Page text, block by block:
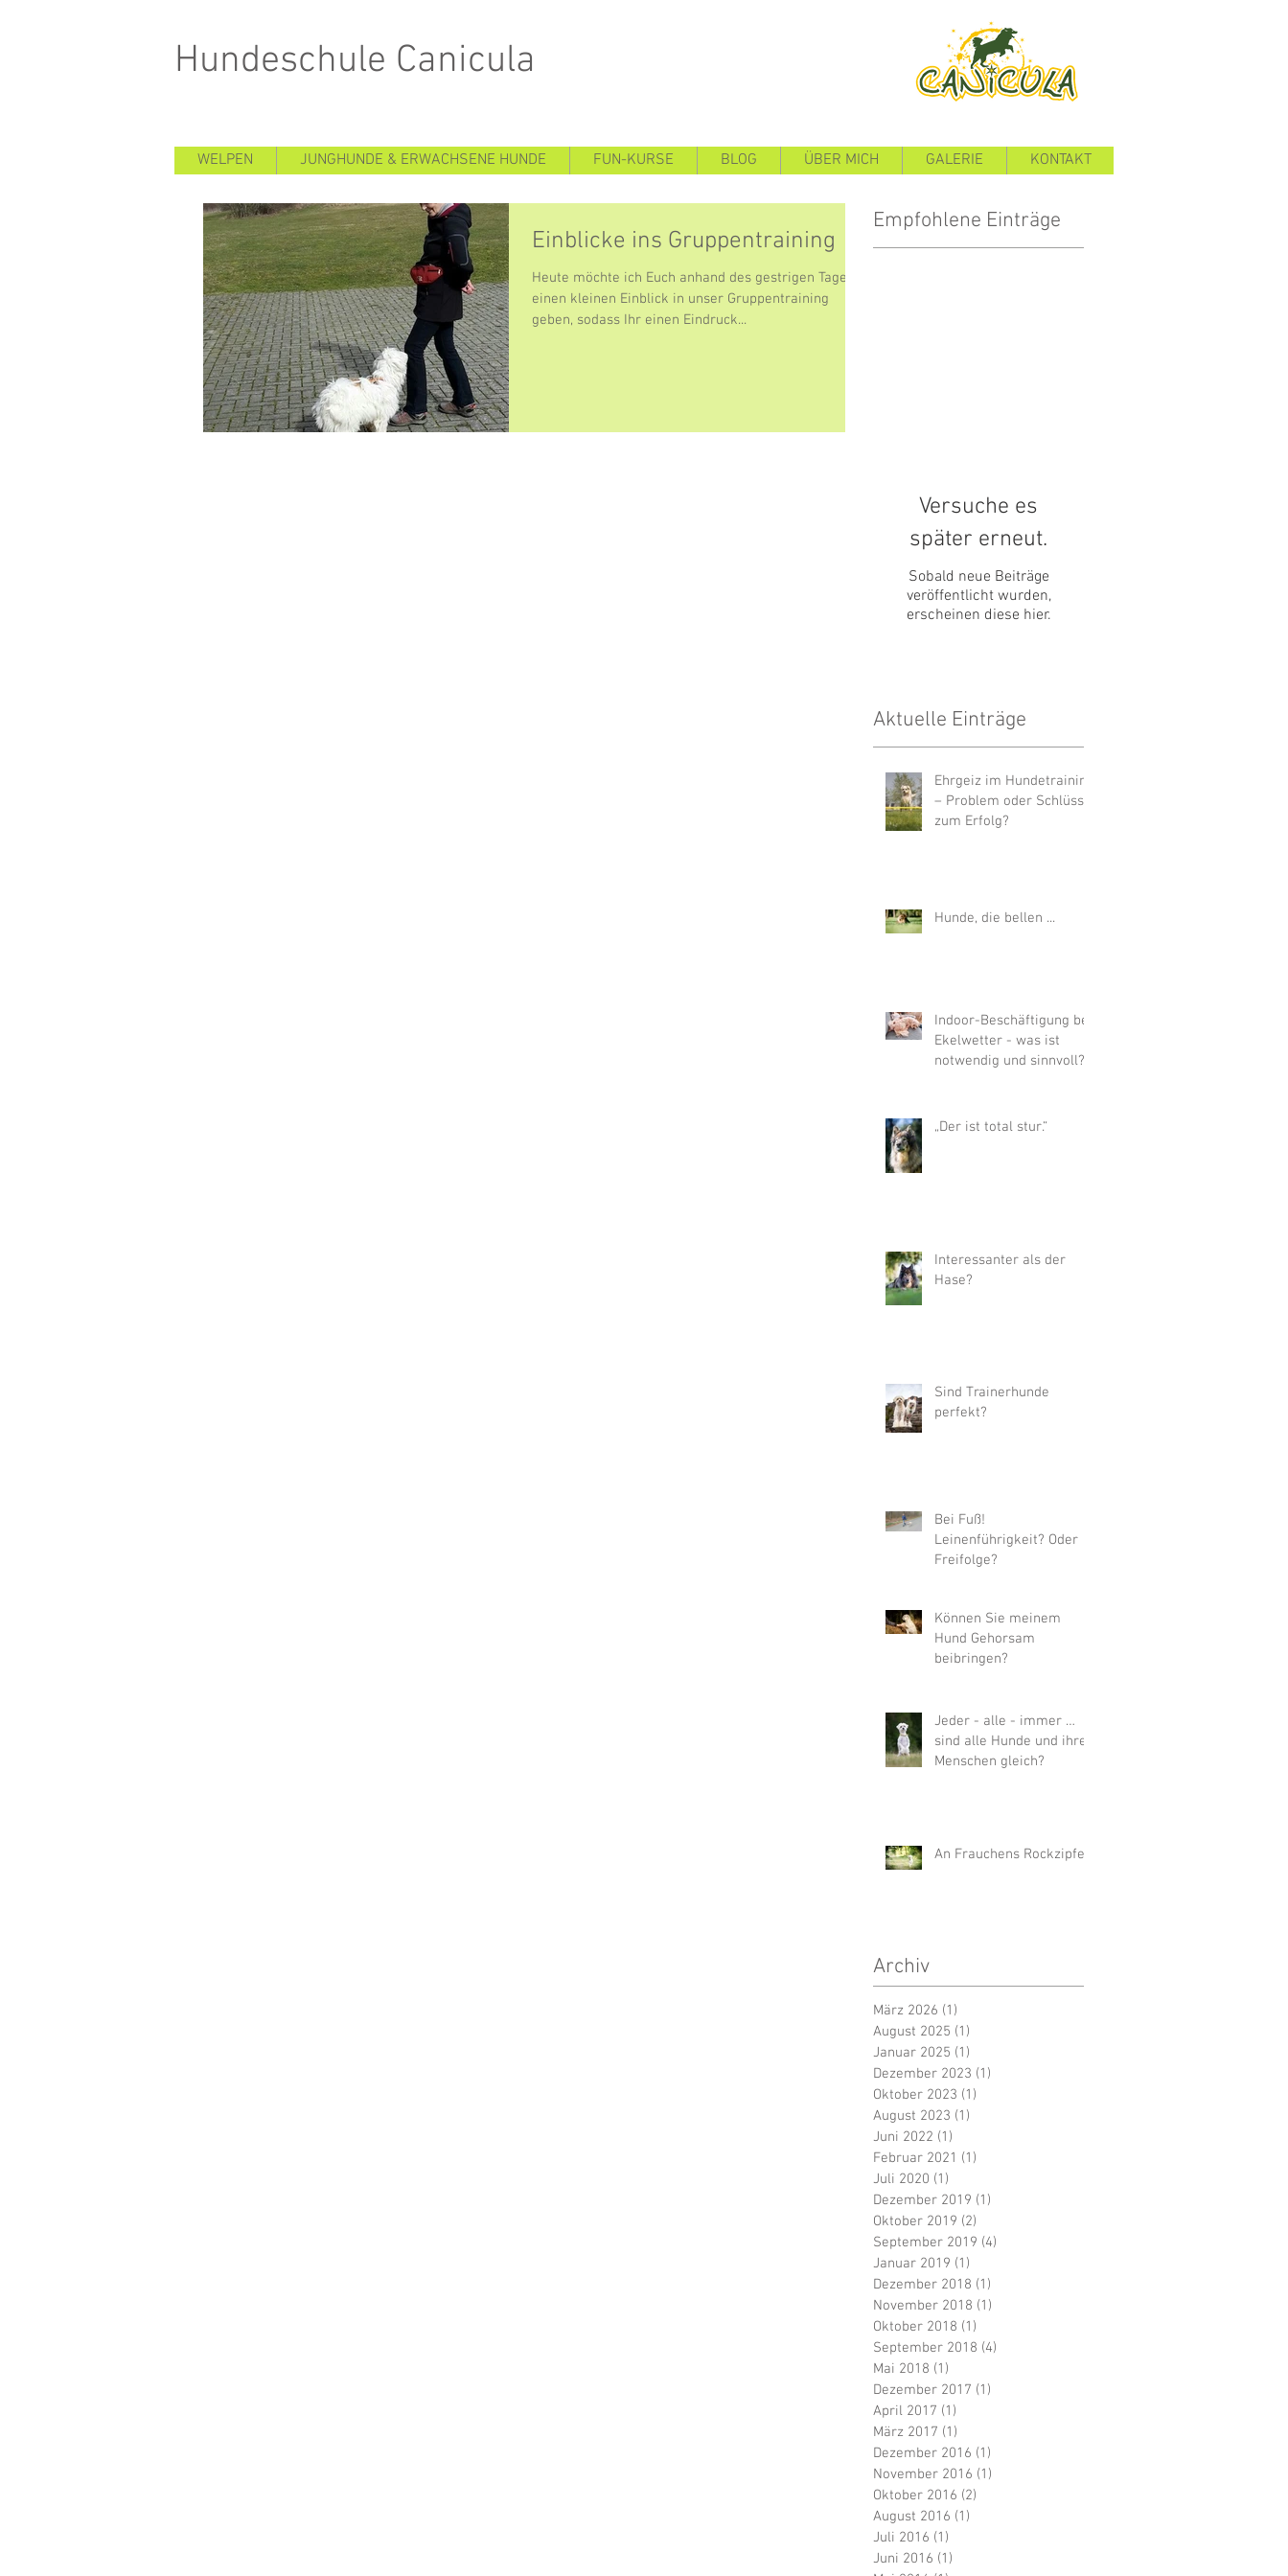
Hundeschule Canicula
WELPEN JUNGHUNDE & ERWACHSENE HUNDE FUN-KURSE BLOG ÜBER MICH GALERIE KONTAKT
Einblicke ins Gruppentraining
Heute möchte ich Euch anhand des gestrigen Tages
einen kleinen Einblick in unser Gruppentraining
geben, sodass Ihr einen Eindruck...
Empfohlene Einträge
Versuche es
später erneut.
Sobald neue Beiträge
veröffentlicht wurden,
erscheinen diese hier.
Aktuelle Einträge
Ehrgeiz im Hundetraining
– Problem oder Schlüssel
zum Erfolg?
Hunde, die bellen ...
Indoor-Beschäftigung bei
Ekelwetter - was ist
notwendig und sinnvoll?
„Der ist total stur.“
Interessanter als der
Hase?
Sind Trainerhunde
perfekt?
Bei Fuß!
Leinenführigkeit? Oder
Freifolge?
Können Sie meinem
Hund Gehorsam
beibringen?
Jeder - alle - immer …
sind alle Hunde und ihre
Menschen gleich?
An Frauchens Rockzipfel
Archiv
März 2026 (1)
August 2025 (1)
Januar 2025 (1)
Dezember 2023 (1)
Oktober 2023 (1)
August 2023 (1)
Juni 2022 (1)
Februar 2021 (1)
Juli 2020 (1)
Dezember 2019 (1)
Oktober 2019 (2)
September 2019 (4)
Januar 2019 (1)
Dezember 2018 (1)
November 2018 (1)
Oktober 2018 (1)
September 2018 (4)
Mai 2018 (1)
Dezember 2017 (1)
April 2017 (1)
März 2017 (1)
Dezember 2016 (1)
November 2016 (1)
Oktober 2016 (2)
August 2016 (1)
Juli 2016 (1)
Juni 2016 (1)